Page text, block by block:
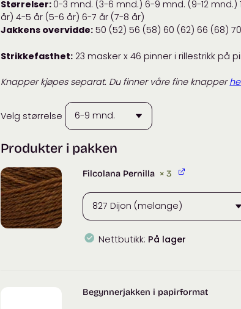
Størrelser: 0-3 mnd. (3-6 mnd.) 6-9 mnd. (9-12 mnd.)
år) 4-5 år (5-6 år) 6-7 år (7-8 år)
Jakkens overvidde: 50 (52) 56 (58) 60 (62) 66 (68)
Strikkefasthet: 23 masker x 46 pinner i rillestrikk på
Knapper kjøpes separat. Du finner våre fine knapper
Velg størrelse
Produkter i pakken
Filcolana Pernilla × 3
Nettbutikk: På lager
antall
Begynnerjakken i papirformat